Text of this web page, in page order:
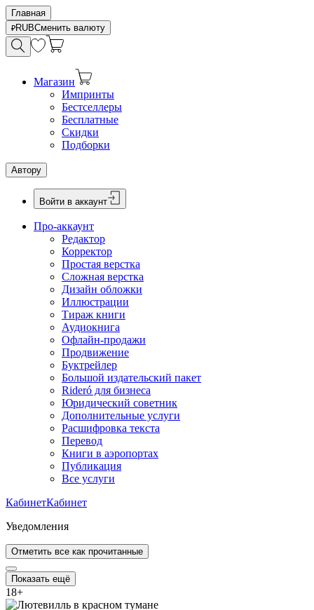
Главная
RUBСменить валюту
Магазин
Импринты
Бестселлеры
Бесплатные
Скидки
Подборки
Автору
Войти в аккаунт
Про-аккаунт
Редактор
Корректор
Простая верстка
Сложная верстка
Дизайн обложки
Иллюстрации
Тираж книги
Аудиокнига
Офлайн-продажи
Продвижение
Буктрейлер
Большой издательский пакет
Rideró для бизнеса
Юридический советник
Дополнительные услуги
Расшифровка текста
Перевод
Книги в аэропортах
Публикация
Все услуги
КабинетКабинет
Уведомления
Отметить все как прочитанные
Показать ещё
18+